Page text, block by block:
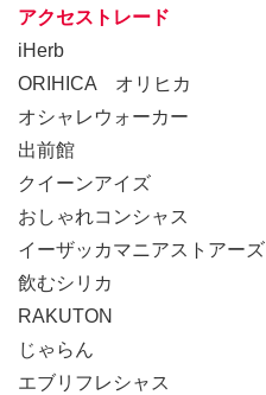
アクセストレード
iHerb
ORIHICA オリヒカ
オシャレウォーカー
出前館
クイーンアイズ
おしゃれコンシャス
イーザッカマニアストアーズ
飲むシリカ
RAKUTON
じゃらん
エブリフレシャス